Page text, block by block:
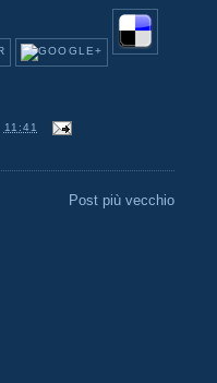
11:41
Post più vecchio